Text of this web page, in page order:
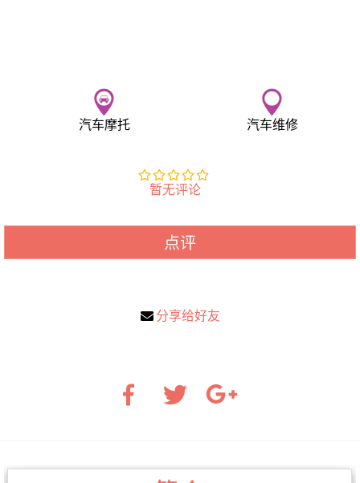
汽车摩托 汽车维修
暂无评论
点评
分享给好友